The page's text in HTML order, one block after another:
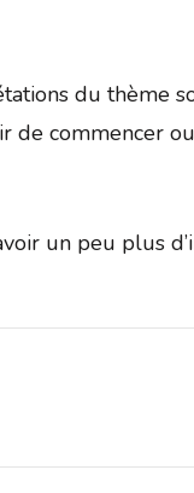
du thème
de commencer
un peu plus